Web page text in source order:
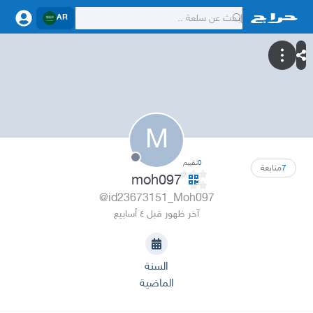
AR
M
7متابعة 0تقييم
moh097
@id23673151_Moh097
آخر ظهور قبل ٤ أسابيع
السنة
الماضية